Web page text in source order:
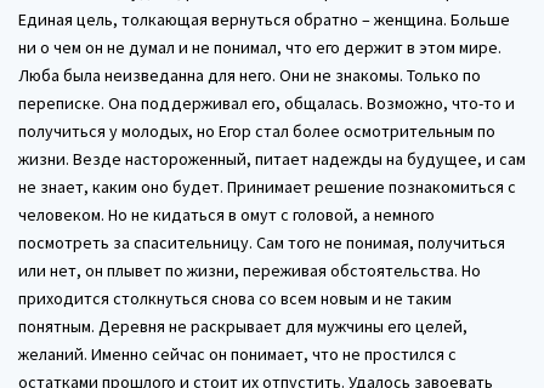
Единая цель, толкающая вернуться обратно – женщина. Больше
ни о чем он не думал и не понимал, что его держит в этом мире.
Люба была неизведанна для него. Они не знакомы. Только по
переписке. Она поддерживал его, общалась. Возможно, что-то и
получиться у молодых, но Егор стал более осмотрительным по
жизни. Везде настороженный, питает надежды на будущее, и сам
не знает, каким оно будет. Принимает решение познакомиться с
человеком. Но не кидаться в омут с головой, а немного
посмотреть за спасительницу. Сам того не понимая, получиться
или нет, он плывет по жизни, переживая обстоятельства. Но
приходится столкнуться снова со всем новым и не таким
понятным. Деревня не раскрывает для мужчины его целей,
желаний. Именно сейчас он понимает, что не простился с
остатками прошлого и стоит их отпустить. Удалось завоевать